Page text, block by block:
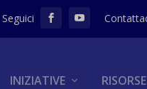
INIZIATIVE RISORSE